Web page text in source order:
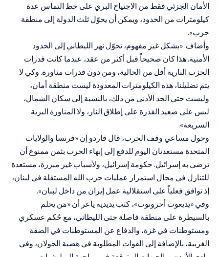
الأمان الجزئي فقط من الاجتياح البري على خط التماس عدة
كيلومترات من الحدود، ويمكن أن يحوّل ثلث الدولة إلى منطقة
حرب».
وأضاف: «بشكل غير مفهوم، تحوّل نهر الليطاني إلى الحدود
الأمنية. هذا كان صحيحاً قبل أكثر من عقد، عندما كانت قدرات
الحزب النارية أقل من الحالية، ومن دون قدرات مناورة. وكي لا
يتم تضليلنا، هذه الكيلومترات المعدودة ليست منطقة أمان،
وليست حتى الحد الأدنى من ذلك، بالنسبة إلى سكان الشمال،
ليس على صعيد القدرة على إطلاق النار، ولا المناورة البرية
السريعة».
وحول مساعي وقف الحرب، قال فاردو إن «فرنسا والولايات
المتحدة مستعدتان اليوم للدفع إلى إنهاء الحرب بثمن ممنوع أن
ترضى به إسرائيل. حكومة إسرائيل، ولأسباب غير مبررة، مستعدة
للتنازل في مجال استمرار عمليات حزب الله المستقلة في لبنان،
إذ توافق فعلياً على استقلالية عمل إيران من داخل لبنان».
وفي «يديعوت أحرونوت»، كتب يديديه ياعر أن «مَن يحلم
بالسيطرة على منطقة فاصلة حتى الليطاني، مع حُكم عسكري
ومستوطنات في غزة، والدفاع عن المستوطنات في الضفة
الغربية، بالإضافة إلى القوات المطلوبة في هضبة الجولان، وفي